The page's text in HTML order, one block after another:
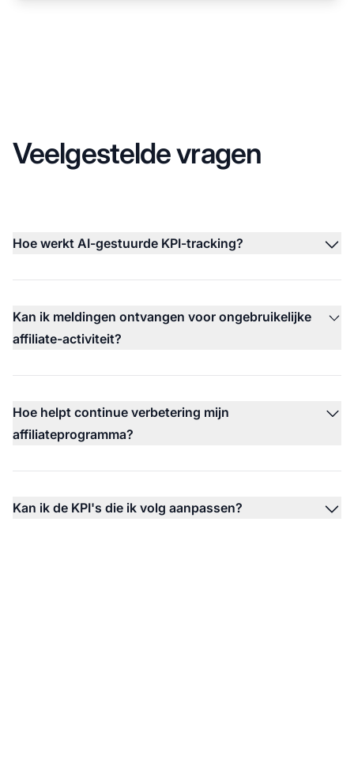
Veelgestelde vragen
Hoe werkt AI-gestuurde KPI-tracking?
Kan ik meldingen ontvangen voor ongebruikelijke
affiliate-activiteit?
Hoe helpt continue verbetering mijn
affiliateprogramma?
Kan ik de KPI's die ik volg aanpassen?